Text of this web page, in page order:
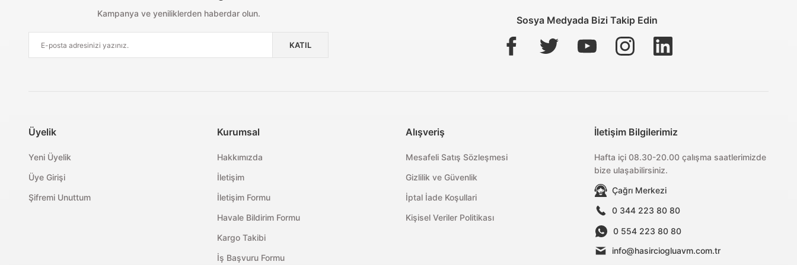
Kampanya ve yeniliklerden haberdar olun.
KATIL
Sosya Medyada Bizi Takip Edin
Üyelik
Yeni Üyelik
Üye Girişi
Şifremi Unuttum
Kurumsal
Hakkımızda
İletişim
İletişim Formu
Havale Bildirim Formu
Kargo Takibi
İş Başvuru Formu
Alışveriş
Mesafeli Satış Sözleşmesi
Gizlilik ve Güvenlik
İptal İade Koşullari
Kişisel Veriler Politikası
İletişim Bilgilerimiz
Hafta içi 08.30-20.00 çalışma saatlerimizde
bize ulaşabilirsiniz.
Çağrı Merkezi
0 344 223 80 80
0 554 223 80 80
info@hasirciogluavm.com.tr